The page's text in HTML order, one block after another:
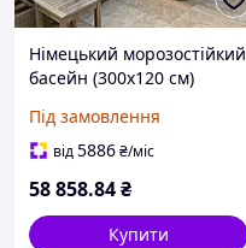
Німецький морозостійкий
басейн (300х120 см)
круглий, плівка 0.8 мм,
8.5 м³ металевий збірний
Під замовлення
від5886₴/міс
58 858.84₴
Купити